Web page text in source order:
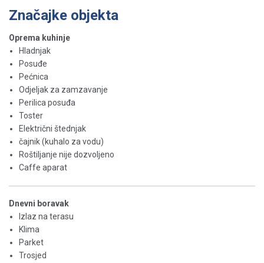
Značajke objekta
Oprema kuhinje
Hladnjak
Posuđe
Pećnica
Odjeljak za zamzavanje
Perilica posuđa
Toster
Električni štednjak
čajnik (kuhalo za vodu)
Roštiljanje nije dozvoljeno
Caffe aparat
Dnevni boravak
Izlaz na terasu
Klima
Parket
Trosjed